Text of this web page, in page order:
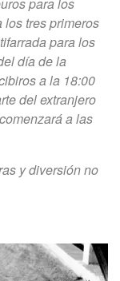
los tres primeros
para los
día de la
a la 18:00
del extranjero
a las
y diversión no